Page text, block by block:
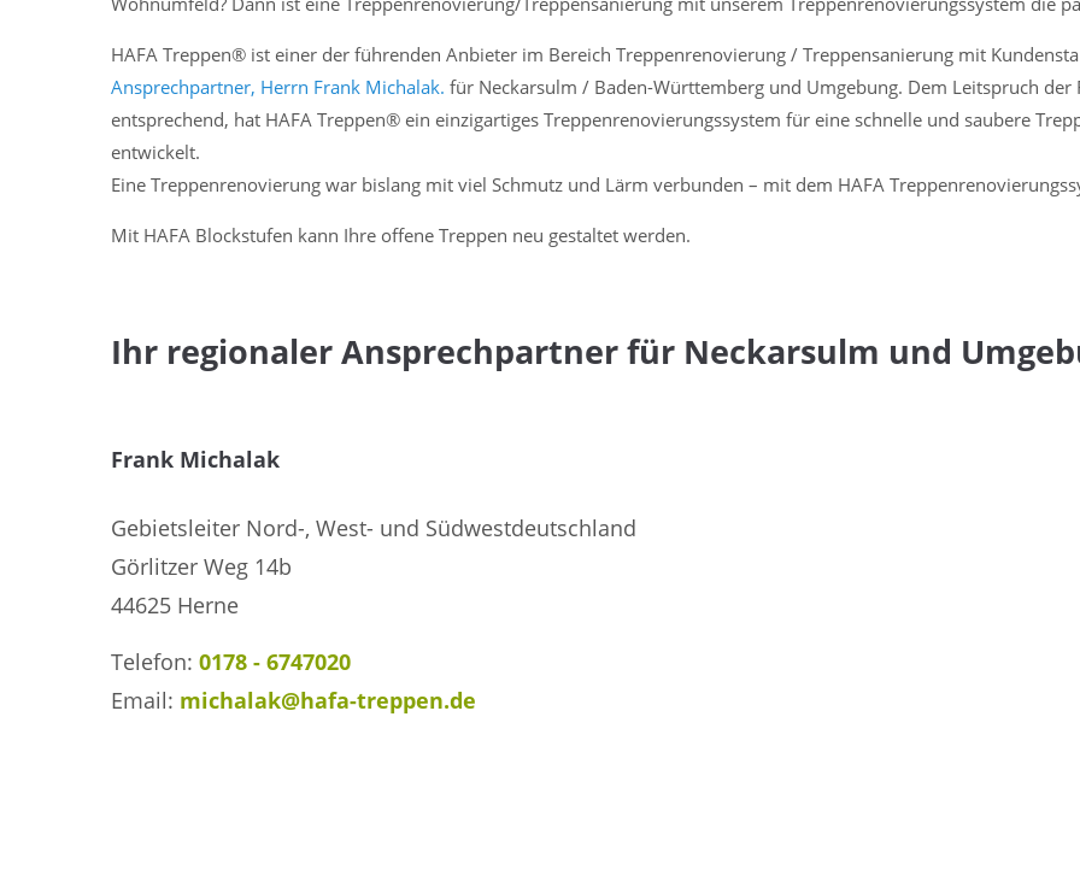
Treppenrenovierung / Treppensanierung
HAFA Treppen® ist einer der führenden Anbieter im Bereich Treppenrenovierung / Treppensanierung mit
Ansprechpartner, Herrn Frank Michalak. für Neckarsulm / Baden-Württemberg und Umgebung. Dem Leitspruch
entsprechend, hat HAFA Treppen® ein einzigartiges Treppenrenovierungssystem für eine schnelle und saubere
entwickelt.
Eine Treppenrenovierung war bislang mit viel Schmutz und Lärm verbunden – mit dem HAFA
Mit HAFA Blockstufen kann Ihre offene Treppen neu gestaltet werden.
Ihr regionaler Ansprechpartner für Neckarsulm und
Frank Michalak
Gebietsleiter Nord-, West- und Südwestdeutschland
Görlitzer Weg 14b
44625 Herne
Telefon: 0178 - 6747020
Email: michalak@hafa-treppen.de